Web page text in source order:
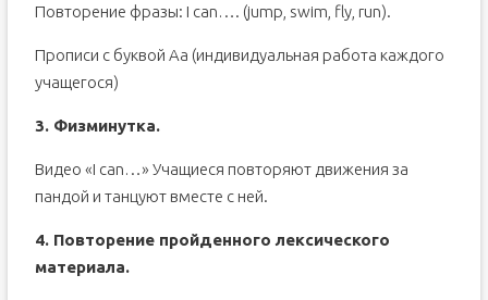
Повторение фразы: I can…. (jump, swim, fly, run).
Прописи с буквой Аа (индивидуальная работа каждого
учащегося)
3. Физминутка.
Видео «I can…» Учащиеся повторяют движения за
пандой и танцуют вместе с ней.
4. Повторение пройденного лексического
материала.